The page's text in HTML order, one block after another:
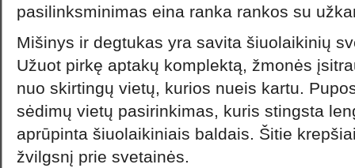
pasilinksminimas eina ranka rankos su
Mišinys ir degtukas yra savita šiuolaikinių
Užuot pirkę aptakų komplektą, žmonės
nuo skirtingų vietų, kurios nueis kartu.
sėdimų vietų pasirinkimas, kuris stingsta
aprūpinta šiuolaikiniais baldais. Šitie
žvilgsnį prie svetainės.